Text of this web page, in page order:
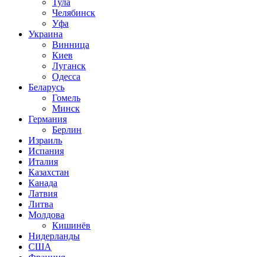
Тула
Челябинск
Уфа
Украина
Винница
Киев
Луганск
Одесса
Беларусь
Гомель
Минск
Германия
Берлин
Израиль
Испания
Италия
Казахстан
Канада
Латвия
Литва
Молдова
Кишинёв
Нидерланды
США